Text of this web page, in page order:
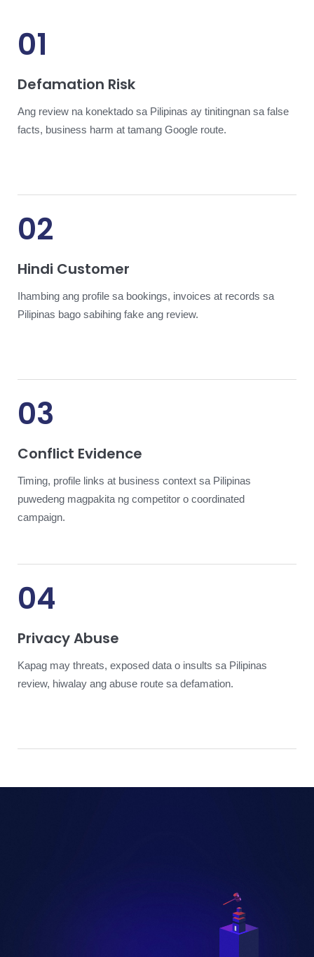
01
Defamation Risk
Ang review na konektado sa Pilipinas ay tinitingnan sa false
facts, business harm at tamang Google route.
02
Hindi Customer
Ihambing ang profile sa bookings, invoices at records sa
Pilipinas bago sabihing fake ang review.
03
Conflict Evidence
Timing, profile links at business context sa Pilipinas
puwedeng magpakita ng competitor o coordinated
campaign.
04
Privacy Abuse
Kapag may threats, exposed data o insults sa Pilipinas
review, hiwalay ang abuse route sa defamation.